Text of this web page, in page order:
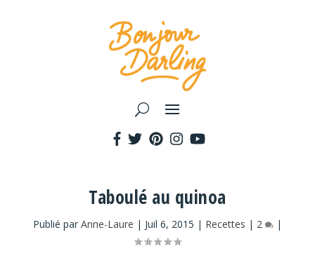
Taboulé au quinoa
Publié par Anne-Laure | Juil 6, 2015 | Recettes | 2 |